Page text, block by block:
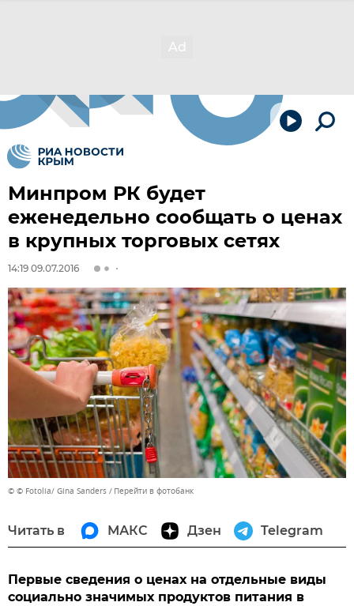
Минпром РК будет
еженедельно сообщать о ценах
в крупных торговых сетях
14:19 09.07.2016
© © Fotolia/ Gina Sanders Перейти в фотобанк
Читать в МАКС Дзен Telegram
Первые сведения о ценах на отдельные виды
социально значимых продуктов питания в